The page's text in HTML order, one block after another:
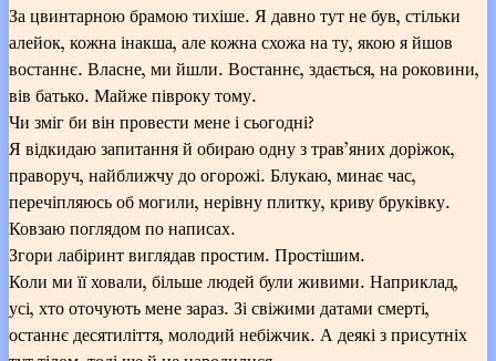
За цвинтарною брамою тихіше. Я давно тут не був, стільки
алейок, кожна інакша, але кожна схожа на ту, якою я йшов
востаннє. Власне, ми йшли. Востаннє, здається, на роковини,
вів батько. Майже півроку тому.
Чи зміг би він провести мене і сьогодні?
Я відкидаю запитання й обираю одну з трав’яних доріжок,
праворуч, найближчу до огорожі. Блукаю, минає час,
перечіпляюсь об могили, нерівну плитку, криву бруківку.
Ковзаю поглядом по написах.
Згори лабіринт виглядав простим. Простішим.
Коли ми її ховали, більше людей були живими. Наприклад,
усі, хто оточують мене зараз. Зі свіжими датами смерті,
останнє десятиліття, молодий небіжчик. А деякі з присутніх